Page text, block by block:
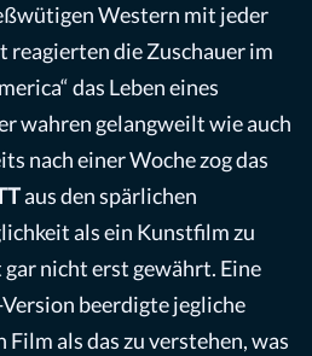
Western mit jeder
reagierten die Zuschauer im
das Leben eines
wahren gelangweilt wie auch
nach einer Woche zog das
aus den spärlichen
als ein Kunstfilm zu
nicht erst gewährt. Eine
beerdigte jegliche
als das zu verstehen, was